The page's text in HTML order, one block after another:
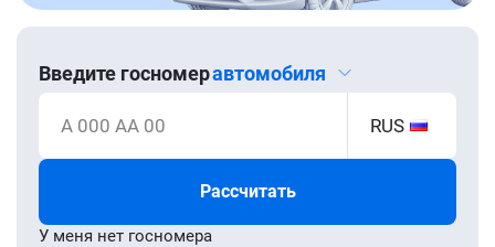
Введите госномеравтомобиля
А 000 АА 00 RUS
Рассчитать
У меня нет госномера